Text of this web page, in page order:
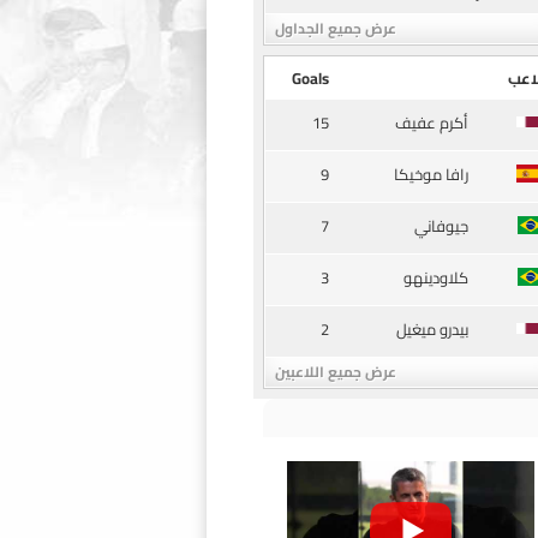
عرض جميع الجداول
Goals
أكرم عفيف
15
رافا موخيكا
9
جيوفاني
7
كلاودينهو
3
بيدرو ميغيل
2
عرض جميع اللاعبين